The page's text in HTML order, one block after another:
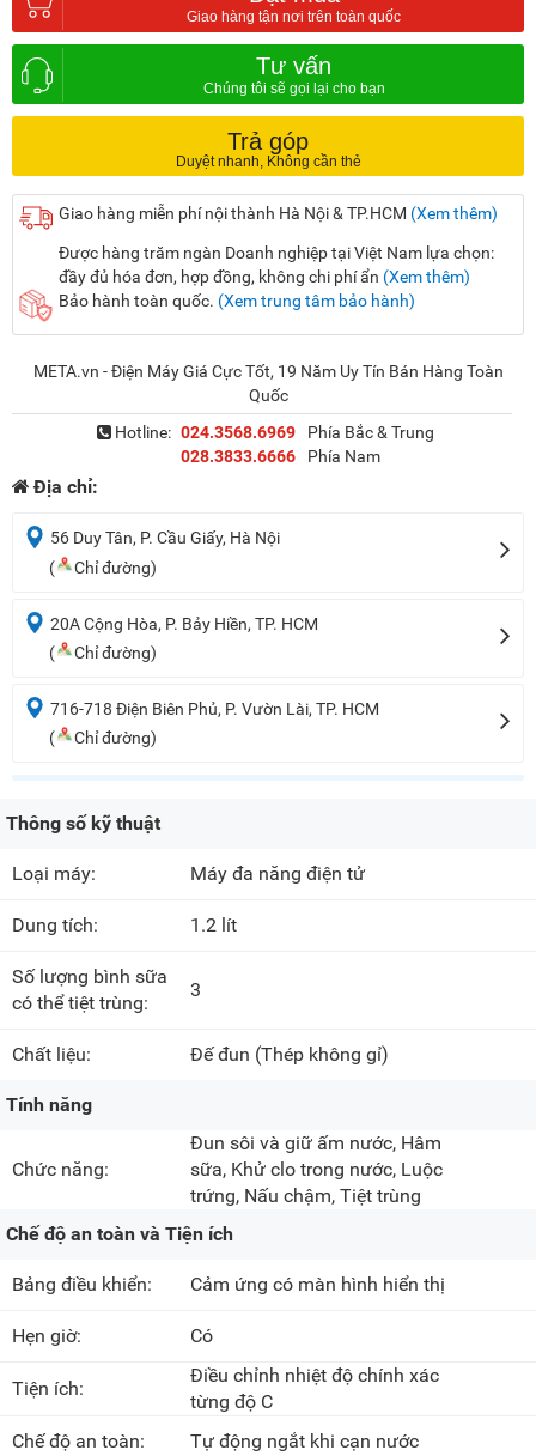
Tư vấn
Trả góp
Giao hàng miễn phí nội thành Hà Nội & TP.HCM (Xem thêm)
Được hàng trăm ngàn Doanh nghiệp tại Việt Nam lựa chọn:
đầy đủ hóa đơn, hợp đồng, không chi phí ẩn (Xem thêm)
Bảo hành toàn quốc. (Xem trung tâm bảo hành)
META.vn - Điện Máy Giá Cực Tốt, 19 Năm Uy Tín Bán Hàng Toàn
Quốc
Hotline: 024.3568.6969
Phía Bắc & Trung
028.3833.6666
Phía Nam
Địa chỉ:
56 Duy Tân, P. Cầu Giấy, Hà Nội
(
Chỉ đường)
20A Cộng Hòa, P. Bảy Hiền, TP. HCM
(
Chỉ đường)
716-718 Điện Biên Phủ, P. Vườn Lài, TP. HCM
(
Chỉ đường)
Thông số kỹ thuật
Loại máy: Máy đa năng điện tử
Dung tích: 1.2 lít
Số lượng bình sữa
có thể tiệt trùng:
3
Chất liệu: Đế đun (Thép không gỉ)
Tính năng
Chức năng:
Đun sôi và giữ ấm nước, Hâm
sữa, Khử clo trong nước, Luộc
trứng, Nấu chậm, Tiệt trùng
Chế độ an toàn và Tiện ích
Bảng điều khiển: Cảm ứng có màn hình hiển thị
Hẹn giờ: Có
Tiện ích:
Điều chỉnh nhiệt độ chính xác
từng độ C
Chế độ an toàn:
Tự động ngắt khi cạn nước